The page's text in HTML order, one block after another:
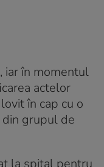
iar în momentul
actelor
în cap cu o
din grupul de
la spital pentru